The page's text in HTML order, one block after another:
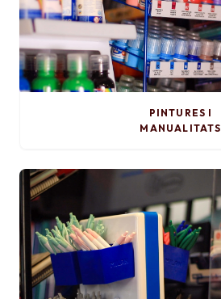
PINTURES I
MANUALITATS